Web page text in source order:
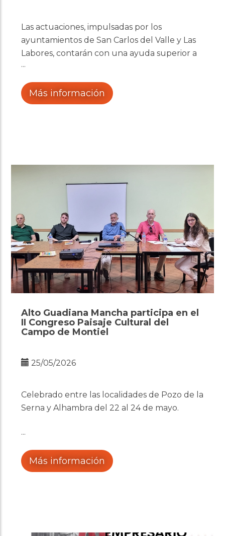
Las actuaciones, impulsadas por los
ayuntamientos de San Carlos del Valle y Las
Labores, contarán con una ayuda superior a
los 18.000 euros procedente del programa
Más información
Alto Guadiana Mancha participa en el
II Congreso Paisaje Cultural del
Campo de Montiel
25/05/2026
Celebrado entre las localidades de Pozo de la
Serna y Alhambra del 22 al 24 de mayo.
Más información